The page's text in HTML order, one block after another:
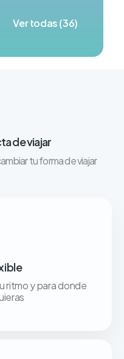
Ver todas (36)
de viajar
tu forma de viajar
ritmo y para donde